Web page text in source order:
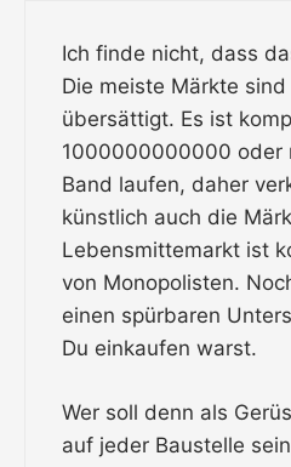
Ich finde nicht, dass
Die meiste Märkte sind
übersättigt. Es ist
1000000000000 oder
Band laufen, daher
künstlich auch die
Lebensmittemarkt ist
von Monopolisten.
einen spürbaren
Du einkaufen warst.
Wer soll denn als
auf jeder Baustelle